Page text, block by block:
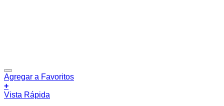
Agregar a Favoritos
+
Vista Rápida